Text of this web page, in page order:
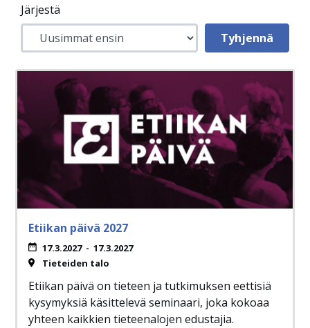
Järjestä
Etiikan päivä 2027
17.3.2027- 17.3.2027
Tieteiden talo
Etiikan päivä on tieteen ja tutkimuksen eettisiä
kysymyksiä käsittelevä seminaari, joka kokoaa
yhteen kaikkien tieteenalojen edustajia.